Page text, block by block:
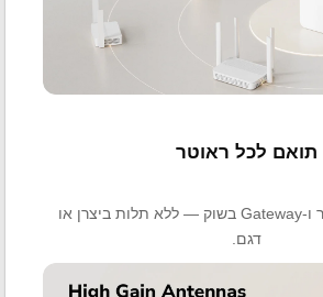
תואם לכל ראוטר
עובד עם כל ראוטר ו-Gateway בשוק — ללא תלות ביצרן או
דגם.